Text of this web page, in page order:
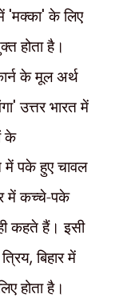
'मक्का'के लिए
होता है।
के मूल अर्थ
'उत्तर भारत में
के
में पके हुए चावल
में कच्चे-पके
कहते हैं। इसी
,बिहार में
होता है।